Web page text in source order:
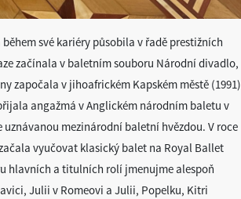
své kariéry působila v řadě prestižních
začínala v baletním souboru Národní divadlo,
započala v jihoafrickém Kapském městě (1991)
angažmá v Anglickém národním baletu v
mezinárodní baletní hvězdou. V roce
vyučovat klasický balet na Royal Ballet
hlavních a titulních rolí jmenujme alespoň
Julii v Romeovi a Julii, Popelku, Kitri